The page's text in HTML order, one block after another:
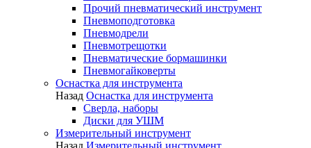
Прочий пневматический инструмент
Пневмоподготовка
Пневмодрели
Пневмотрещотки
Пневматические бормашинки
Пневмогайковерты
Оснастка для инструмента
Назад Оснастка для инструмента
Сверла, наборы
Диски для УШМ
Измерительный инструмент
Назад Измерительный инструмент